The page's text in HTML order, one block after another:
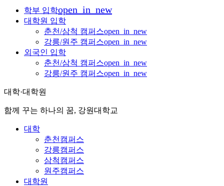
학부 입학open_in_new
대학원 입학
춘천/삼척 캠퍼스open_in_new
강릉/원주 캠퍼스open_in_new
외국인 입학
춘천/삼척 캠퍼스open_in_new
강릉/원주 캠퍼스open_in_new
대학·대학원
함께 꾸는 하나의 꿈, 강원대학교
대학
춘천캠퍼스
강릉캠퍼스
삼척캠퍼스
원주캠퍼스
대학원